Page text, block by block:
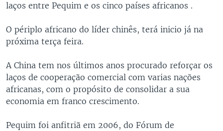
laços entre Pequim e os cinco países africanos .
O périplo africano do líder chinês, terá inicio já na
próxima terça feira.
A China tem nos últimos anos procurado reforçar os
laços de cooperação comercial com varias nações
africanas, com o propósito de consolidar a sua
economia em franco crescimento.
Pequim foi anfitriã em 2006, do Fórum de